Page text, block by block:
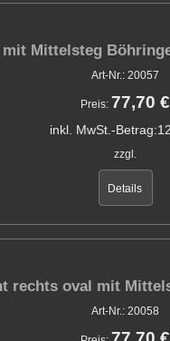
Mittelsteg
Art-Nr.: 20057
Preis: 77,70 €
inkl. MwSt.-Betrag:
zzgl.
Details
rechts oval mit
Art-Nr.: 20058